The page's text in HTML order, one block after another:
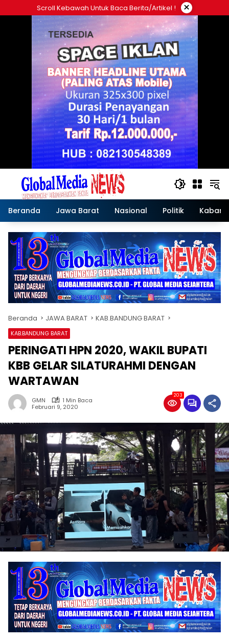
ke
Scroll Kebawah Untuk Baca Berita/artikel ! ×
Beranda Jawa Barat Nasional Politik Kabar
Beranda JAWA BARAT KAB.BANDUNG BARAT
KAB.BANDUNG BARAT
PERINGATI HPN 2020, WAKIL BUPATI
KBB GELAR SILATURAHMI DENGAN
WARTAWAN
GMN
1 Min Baca
Februari 9, 2020
203